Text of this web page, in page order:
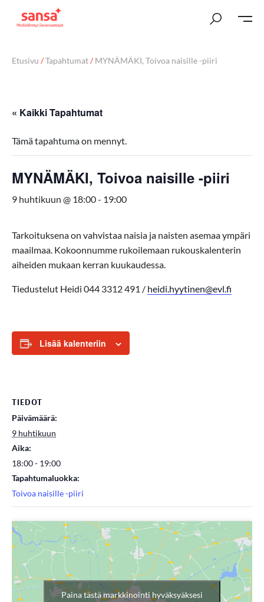
Etusivu /Tapahtumat/MYNÄMÄKI, Toivoa naisille -piiri
« Kaikki Tapahtumat
Tämä tapahtuma on mennyt.
MYNÄMÄKI, Toivoa naisille -piiri
9 huhtikuun @ 18:00- 19:00
Tarkoituksena on vahvistaa naisia ja naisten asemaa ympäri
maailmaa. Kokoonnumme rukoilemaan rukouskalenterin
aiheiden mukaan kerran kuukaudessa.
Tiedustelut Heidi 044 3312 491 / heidi.hyytinen@evl.fi
Lisää kalenteriin
TIEDOT
Päivämäärä:
9 huhtikuun
Aika:
18:00 - 19:00
Tapahtumaluokka:
Toivoa naisille -piiri
Paina tästä markkinointi hyväksyäksesi